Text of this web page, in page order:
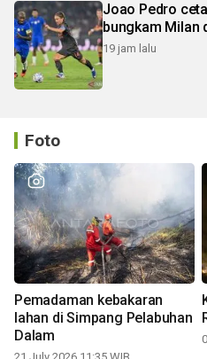
Joao Pedro
bungkam Milan
19 jam lalu
Foto
Pemadaman kebakaran
lahan di Simpang Pelabuhan
Dalam